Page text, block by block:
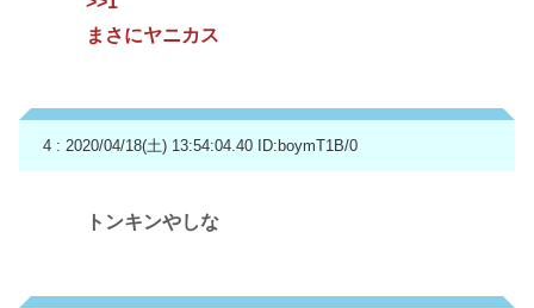
まさにヤニカス
4 : 2020/04/18(土) 13:54:04.40 ID:boymT1B/0
トンキンやしな